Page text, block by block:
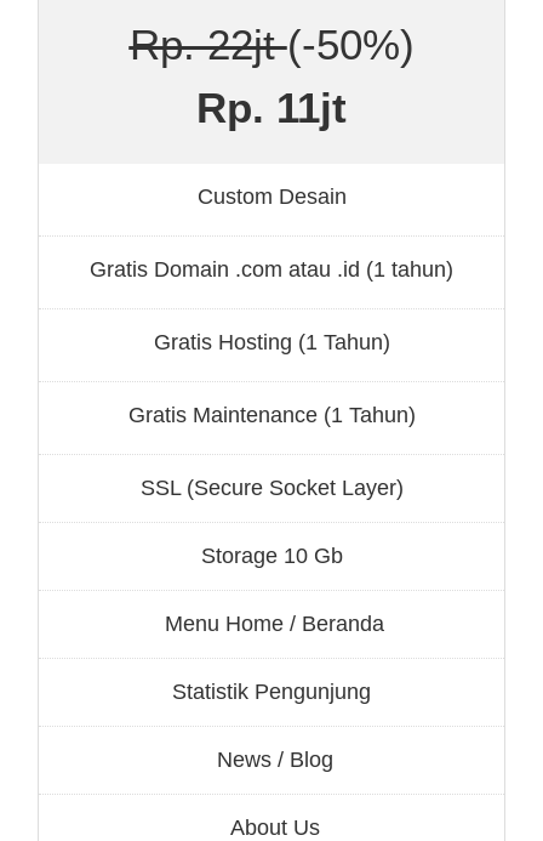
Rp. 22jt(-50%)
Rp. 11jt
Custom Desain
Gratis Domain .com atau .id (1 tahun)
Gratis Hosting (1 Tahun)
Gratis Maintenance (1 Tahun)
SSL (Secure Socket Layer)
Storage 10 Gb
Menu Home / Beranda
Statistik Pengunjung
News / Blog
About Us